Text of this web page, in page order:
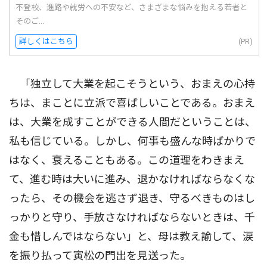
不登校、進路や就労への不安など、さまざまな悩みを抱える若者と
そのご...
詳しくはこちら (PR)
「独立して大業を起こそうという、おまえの心持
ちは、まことに立派で喜ばしいことである。おまえ
は、大業を成すことができる人間だということは、
私も信じている。しかし、何事も盛んな時ばかりで
はなく、衰えることもある。この道理をわきまえ
て、進む時は大いに進み、退かなければならなくな
ったら、その機会を逃さず退き、守るべきものはし
っかりと守り、手放さなければならないときは、千
金も惜しんではならない」と、母は教え諭して、涙
を振り払って寅松の門出を見送った。